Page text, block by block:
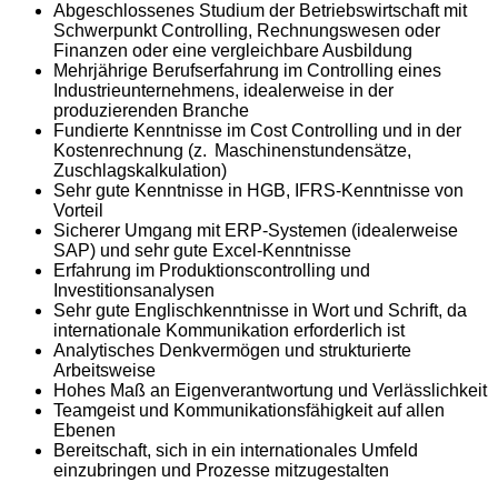
Abgeschlossenes Studium der Betriebswirtschaft mit
Schwerpunkt Controlling, Rechnungswesen oder
Finanzen oder eine vergleichbare Ausbildung
Mehrjährige Berufserfahrung im Controlling eines
Industrieunternehmens, idealerweise in der
produzierenden Branche
Fundierte Kenntnisse im Cost Controlling und in der
Kostenrechnung (z. Maschinenstundensätze,
Zuschlagskalkulation)
Sehr gute Kenntnisse in HGB, IFRS-Kenntnisse von
Vorteil
Sicherer Umgang mit ERP-Systemen (idealerweise
SAP) und sehr gute Excel-Kenntnisse
Erfahrung im Produktionscontrolling und
Investitionsanalysen
Sehr gute Englischkenntnisse in Wort und Schrift, da
internationale Kommunikation erforderlich ist
Analytisches Denkvermögen und strukturierte
Arbeitsweise
Hohes Maß an Eigenverantwortung und Verlässlichkeit
Teamgeist und Kommunikationsfähigkeit auf allen
Ebenen
Bereitschaft, sich in ein internationales Umfeld
einzubringen und Prozesse mitzugestalten